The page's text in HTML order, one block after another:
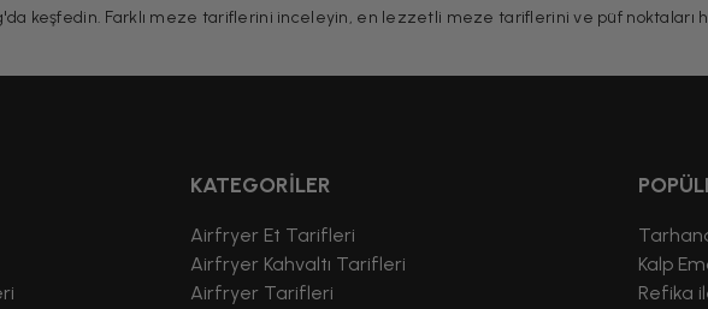
keşfedin. Farklı meze tariflerini inceleyin, en lezzetli meze tariflerini ve püf noktaları
KATEGORİLER
Airfryer Et Tarifleri
Airfryer Kahvaltı Tarifleri
Airfryer Tarifleri
Kalp
Refika